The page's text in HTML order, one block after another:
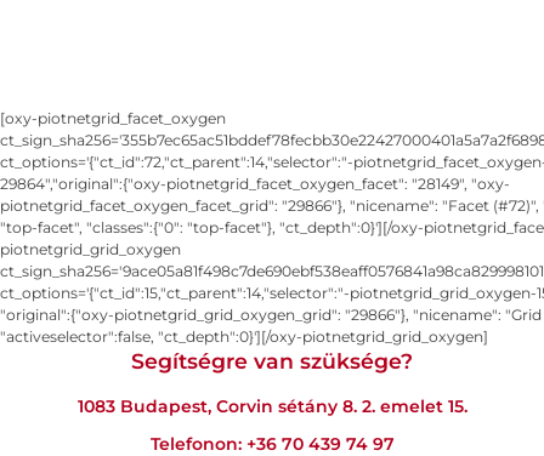
[oxy-piotnetgrid_facet_oxygen
ct_options='{"ct_id":72,"ct_parent":14,"selector":"-
29864","original":{"oxy-piotnetgrid_facet_oxygen_facet": "28149", "oxy-
piotnetgrid_facet_oxygen_facet_grid": "29866"}, "nicename": "Facet
"top-facet", "classes":{"0": "top-facet"}, "ct_depth":0}'][/oxy-
piotnetgrid_grid_oxygen
ct_options='{"ct_id":15,"ct_parent":14,"selector":"-piotnetgrid_grid_oxygen-
"original":{"oxy-piotnetgrid_grid_oxygen_grid": "29866"}, "nicename": "Grid
"activeselector":false, "ct_depth":0}'][/oxy-piotnetgrid_grid_oxygen]
Segítségre van szüksége?
1083 Budapest, Corvin sétány 8. 2. emelet 15.
Telefonon: +36 70 439 74 97